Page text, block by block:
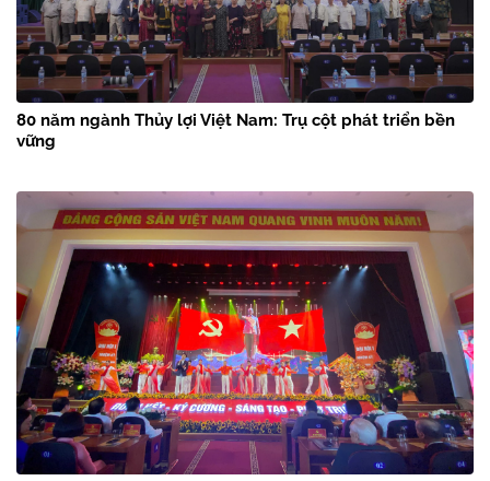
80 năm ngành Thủy lợi Việt Nam: Trụ cột phát triển bền
vững